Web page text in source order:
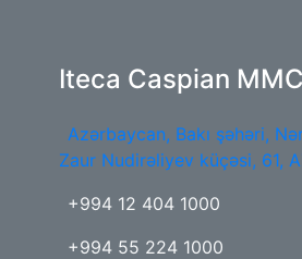
Iteca Caspian MMC
Azərbaycan, Bakı şəhəri,
Zaur Nudirəliyev küçəsi, 61,
+994 12 404 1000
+994 55 224 1000